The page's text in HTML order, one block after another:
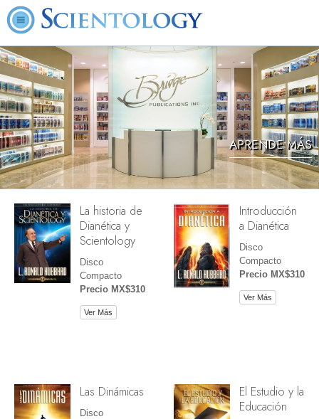
APRENDE MÁS
La historia de
Dianética y
Scientology
Disco
Compacto
Precio MX$310
Ver Más
Introducción
a Dianética
Disco
Compacto
Precio MX$310
Ver Más
Las Dinámicas
Disco
El Estudio y la
Educación